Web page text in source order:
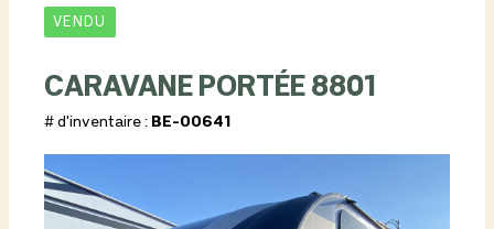
VENDU
CARAVANE PORTÉE 8801
# d'inventaire : BE-00641